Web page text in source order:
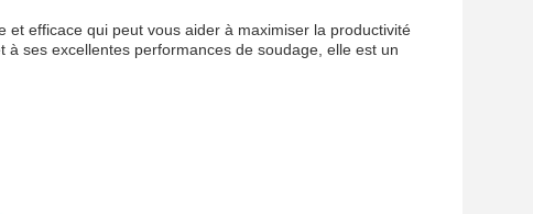
efficace qui peut vous aider à maximiser la productivité
ses excellentes performances de soudage, elle est un